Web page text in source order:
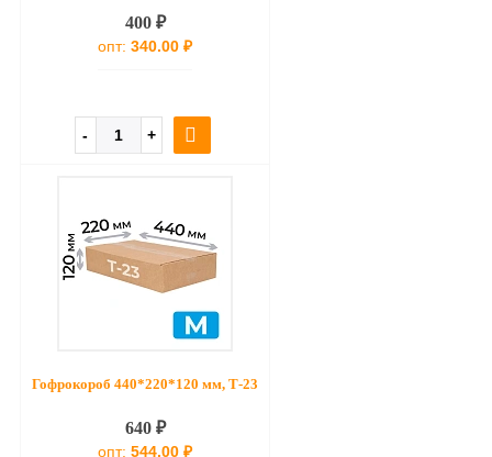
400 ₽
опт: 340.00 ₽
Гофрокороб 440*220*120 мм, Т-23
640 ₽
опт: 544.00 ₽